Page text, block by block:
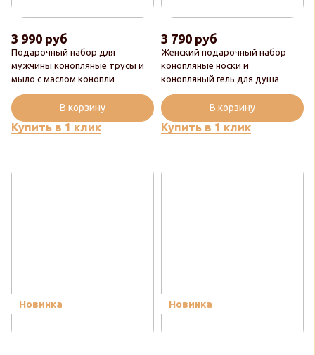
Подарочный набор для
мужчины конопляные трусы и
мыло с маслом конопли
3 990 руб
Купить в 1 клик
В корзину
Женский подарочный набор
конопляные носки и
конопляный гель для душа
3 790 руб
Купить в 1 клик
В корзину
Новинка Новинка